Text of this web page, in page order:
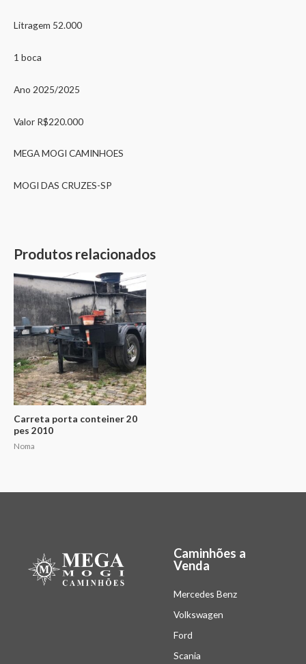
Litragem 52.000
1 boca
Ano 2025/2025
Valor R$220.000
MEGA MOGI CAMINHOES
MOGI DAS CRUZES-SP
Produtos relacionados
Carreta porta conteiner 20
pes 2010
Noma
Caminhões a
Venda
Mercedes Benz
Volkswagen
Ford
Scania